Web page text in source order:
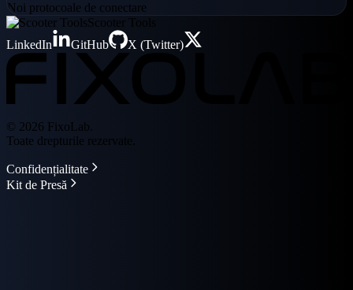
Noi protocoale de conectare
Scooter Tools
LinkedIn
GitHub X (Twitter)
© 2026 FixoLab.
Toate drepturile rezervate.
Confidențialitate
Kit de Presă